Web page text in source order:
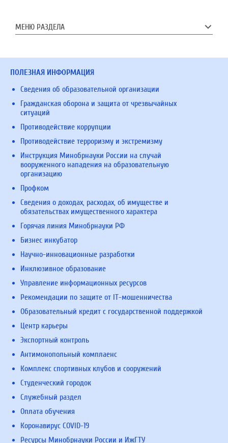
МЕНЮ РАЗДЕЛА
ПОЛЕЗНАЯ ИНФОРМАЦИЯ
Сведения об образовательной организации
Гражданская оборона и защита от чрезвычайных
ситуаций
Противодействие коррупции
Противодействие терроризму и экстремизму
Инструкция Минобрнауки России на случай
вооруженного нападения на образовательную
организацию
Профком
Сведения о доходах, расходах, об имуществе и
обязательствах имущественного характера
Горячая линия Минобрнауки РФ
Бизнес инкубатор
Научно-инновационные разработки
Инклюзивное образование
Управление информационных ресурсов
Рекомендации по защите от IT-мошенничества
Образовательный кредит с государственной поддержкой
Центр карьеры
Экспортный контроль
Антимонопольный комплаенс
Комплекс спортивных клубов и сооружений
Студенческий городок
Служебный раздел
Оплата обучения
Коронавирус COVID-19
Ресурсы Минобрнауки России и ИжГТУ